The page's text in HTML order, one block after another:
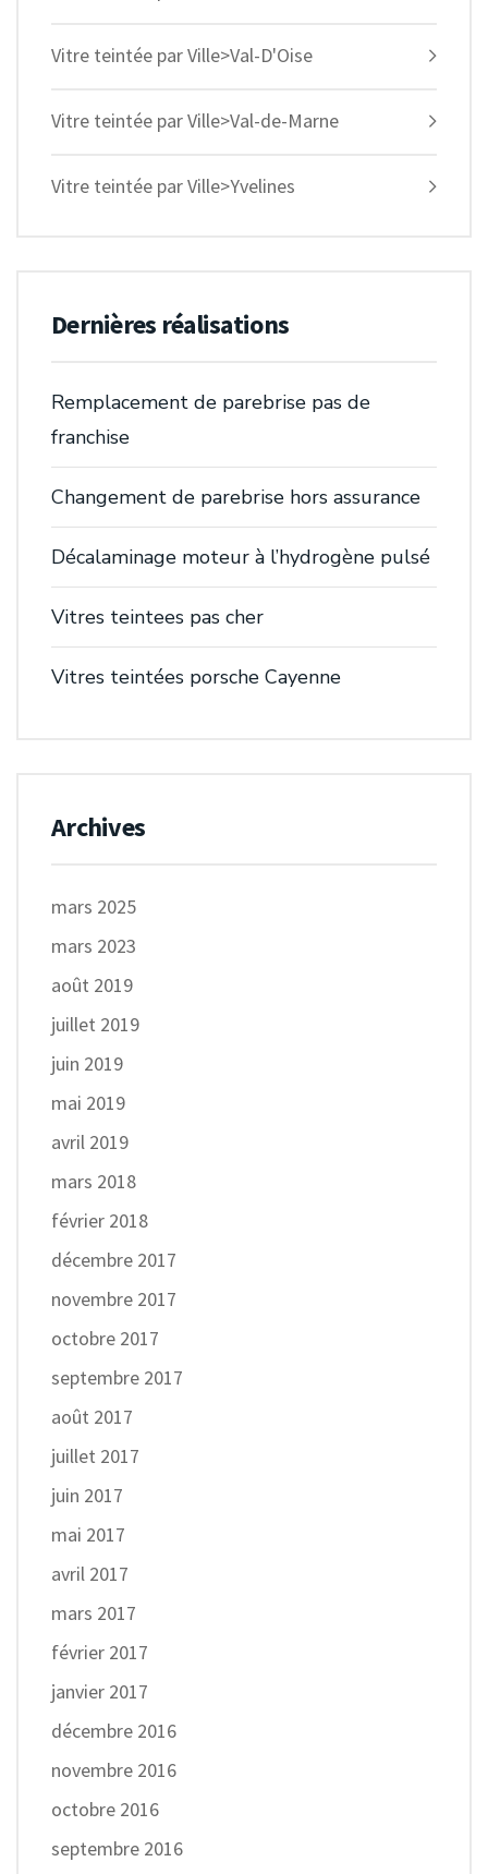
Vitre teintée par Ville>Val-D'Oise
Vitre teintée par Ville>Val-de-Marne
Vitre teintée par Ville>Yvelines
Dernières réalisations
Remplacement de parebrise pas de
franchise
Changement de parebrise hors assurance
Décalaminage moteur à l’hydrogène pulsé
Vitres teintees pas cher
Vitres teintées porsche Cayenne
Archives
mars 2025
mars 2023
août 2019
juillet 2019
juin 2019
mai 2019
avril 2019
mars 2018
février 2018
décembre 2017
novembre 2017
octobre 2017
septembre 2017
août 2017
juillet 2017
juin 2017
mai 2017
avril 2017
mars 2017
février 2017
janvier 2017
décembre 2016
novembre 2016
octobre 2016
septembre 2016